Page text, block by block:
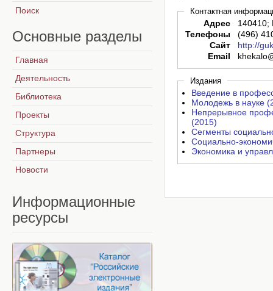
Контактная
Адрес
140410;
Телефоны
(496)
Сайт
http://
Email
Издания
Введение в
Молодежь в науке
Непрерывное
(2015)
Сегменты
Социально-
Экономика и
Поиск
Основные разделы
Главная
Деятельность
Библиотека
Проекты
Структура
Партнеры
Новости
Информационные
ресурсы